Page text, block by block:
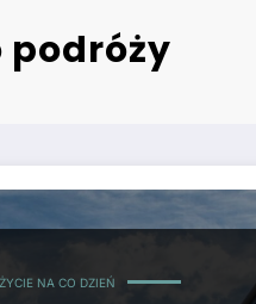
podróży
ŻYCIE NA CO DZIEŃ